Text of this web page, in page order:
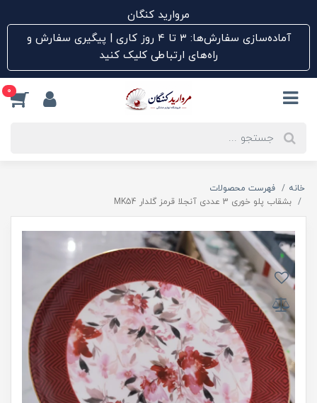
مروارید کنگان
آماده‌سازی سفارش‌ها: ۳ تا ۴ روز کاری | پیگیری سفارش و
راه‌های ارتباطی کلیک کنید
0
خانه
فهرست محصولات
بشقاب پلو خوری 3 عددی آنجلا قرمز گلدار MK54